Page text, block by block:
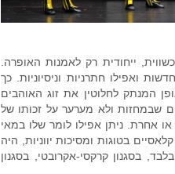
ייחודית רק לאמנות האופרה.
ואפילו חתרניות וניסיוניות. כך
המנתק לחלוטין את זוג האוהבים
גם לקלאסיים שבמחזות ולא מערער על זכותו של
אחרת. ניתן אפילו לומר שלו במאי
בטוגות ומסיכות יווניות, היה
בסגנון קרקסי-אקרובטי, בסגנון